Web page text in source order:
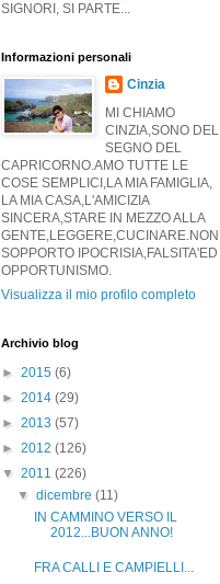
SIGNORI, SI PARTE...
Informazioni personali
Cinzia
MI CHIAMO
CINZIA,SONO DEL
SEGNO DEL
CAPRICORNO.AMO TUTTE LE
COSE SEMPLICI,LA MIA FAMIGLIA,
LA MIA CASA,L'AMICIZIA
SINCERA,STARE IN MEZZO ALLA
GENTE,LEGGERE,CUCINARE.NON
SOPPORTO IPOCRISIA,FALSITA'ED
OPPORTUNISMO.
Visualizza il mio profilo completo
Archivio blog
► 2015 (6)
► 2014 (29)
► 2013 (57)
► 2012 (126)
▼ 2011 (226)
▼dicembre(11)
IN CAMMINO VERSO IL
2012...BUON ANNO!
FRA CALLI E CAMPIELLI...